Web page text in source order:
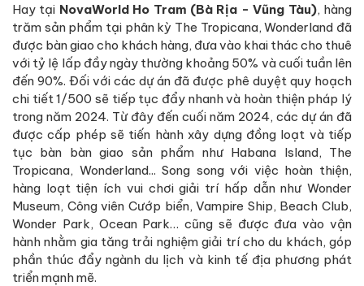
Hay tại NovaWorld Ho Tram (Bà Rịa - Vũng Tàu), hàng
trăm sản phẩm tại phân kỳ The Tropicana, Wonderland đã
được bàn giao cho khách hàng, đưa vào khai thác cho thuê
với tỷ lệ lấp đầy ngày thường khoảng 50% và cuối tuần lên
đến 90%. Đối với các dự án đã được phê duyệt quy hoạch
chi tiết 1/500 sẽ tiếp tục đẩy nhanh và hoàn thiện pháp lý
trong năm 2024. Từ đây đến cuối năm 2024, các dự án đã
được cấp phép sẽ tiến hành xây dựng đồng loạt và tiếp
tục bàn bàn giao sản phẩm như Habana Island, The
Tropicana, Wonderland... Song song với việc hoàn thiện,
hàng loạt tiện ích vui chơi giải trí hấp dẫn như Wonder
Museum, Công viên Cướp biển, Vampire Ship, Beach Club,
Wonder Park, Ocean Park… cũng sẽ được đưa vào vận
hành nhằm gia tăng trải nghiệm giải trí cho du khách, góp
phần thúc đẩy ngành du lịch và kinh tế địa phương phát
triển mạnh mẽ.